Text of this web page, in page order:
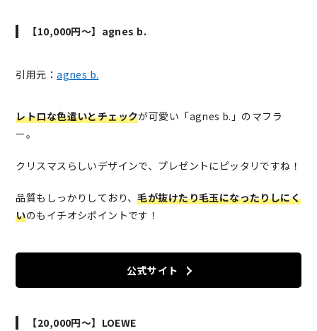
【10,000円～】agnes b.
引用元：agnes b.
レトロな色遣いとチェックが可愛い「agnes b.」のマフラ
ー。
クリスマスらしいデザインで、プレゼントにピッタリですね！
品質もしっかりしており、毛が抜けたり毛玉になったりしにく
いのもイチオシポイントです！
公式サイト
【20,000円～】LOEWE